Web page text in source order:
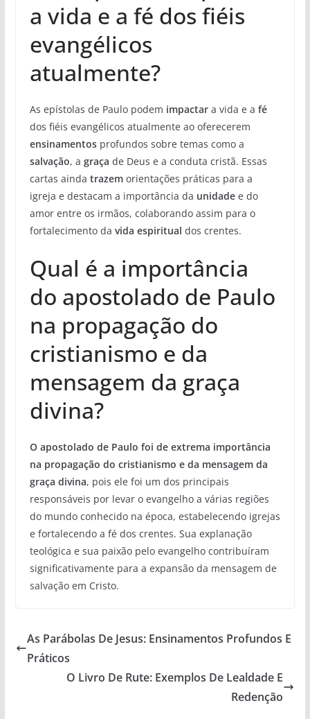
a vida e a fé dos fiéis
evangélicos
atualmente?
As epístolas de Paulo podem impactara vida e a fé
dos fiéis evangélicos atualmente ao oferecerem
ensinamentosprofundos sobre temas como a
salvação, a graça de Deus e a conduta cristã. Essas
cartas ainda trazemorientações práticas para a
igreja e destacam a importância da unidadee do
amor entre os irmãos, colaborando assim para o
fortalecimento da vida espiritual dos crentes.
Qual é a importância
do apostolado de Paulo
na propagação do
cristianismo e da
mensagem da graça
divina?
O apostolado de Paulo foi de extrema importância
na propagação do cristianismo e da mensagem da
graça divina, pois ele foi um dos principais
responsáveis por levar o evangelho a várias regiões
do mundo conhecido na época, estabelecendo igrejas
e fortalecendo a fé dos crentes. Sua explanação
teológica e sua paixão pelo evangelho contribuíram
significativamente para a expansão da mensagem de
salvação em Cristo.
As Parábolas De Jesus: Ensinamentos Profundos E
Práticos
O Livro De Rute: Exemplos De Lealdade E
Redenção